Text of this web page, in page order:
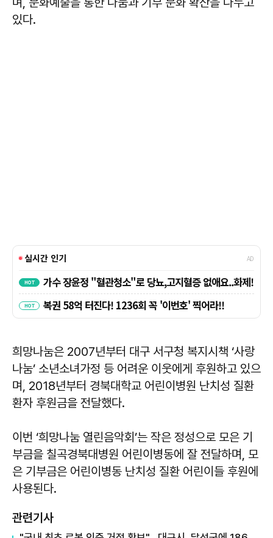
있다.
희망나눔은 2007년부터 대구 서구청 복지시책 ‘사랑
나눔’ 소년소녀가정 등 어려운 이웃에게 후원하고 있으
며, 2018년부터 경북대학교 어린이병원 난치성 질환
환자 후원금을 전달했다.
이번 ‘희망나눔 열린음악회’는 작은 정성으로 모은 기
부금을 칠곡경북대병원 어린이병동에 잘 전달하며, 모
은 기부금은 어린이병동 난치성 질환 어린이들 후원에
사용된다.
관련기사